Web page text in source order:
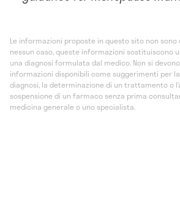
Le informazioni proposte in questo sito non sono
nessun caso, queste informazioni sostituiscono
una diagnosi formulata dal medico. Non si
informazioni disponibili come suggerimenti per
diagnosi, la determinazione di un trattamento o
sospensione di un farmaco senza prima
medicina generale o uno specialista.